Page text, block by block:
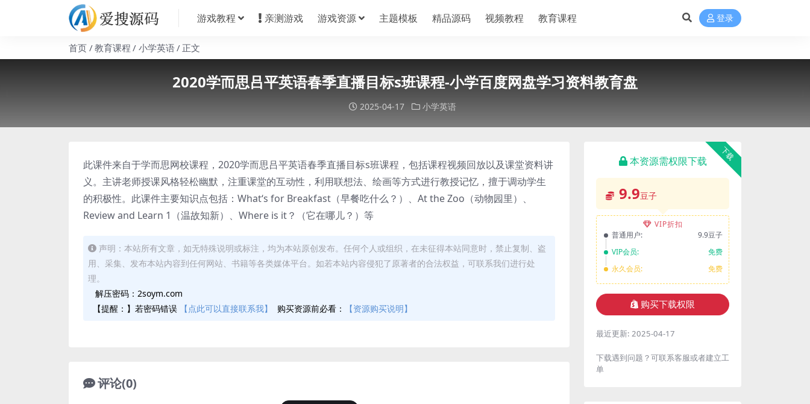
游戏教程 亲测游戏 游戏资源 主题模板 精品源码 视频教程 教育课程 登录
首页 教育课程 小学英语 正文
2020学而思吕平英语春季直播目标s班课程-小学百度网盘学习资料教育盘
2025-04-17 小学英语
此课件来自于学而思网校课程，2020学而思吕平英语春季直播目标s班课程，包括课程视频回放以及课堂资料讲
义。主讲老师授课风格轻松幽默，注重课堂的互动性，利用联想法、绘画等方式进行教授记忆，擅于调动学生
的积极性。此课件主要知识点包括：What‘s for Breakfast（早餐吃什么？）、At the Zoo（动物园里）、
Review and Learn 1（温故知新）、Where is it？（它在哪儿？）等
声明：本站所有文章，如无特殊说明或标注，均为本站原创发布。任何个人或组织，在未征得本站同意时，禁止复制、盗
用、采集、发布本站内容到任何网站、书籍等各类媒体平台。如若本站内容侵犯了原著者的合法权益，可联系我们进行处
理。
解压密码：2soym.com
【提醒：】若密码错误
【点此可以直接联系我】 购买资源前必看： 【资源购买说明】
评论(0)
下载
本资源需权限下载
9.9豆子
VIP折扣
普通用户:
9.9豆子
VIP会员:
免费
永久会员:
免费
购买下载权限
最近更新: 2025-04-17
下载遇到问题？可联系客服或者建立工
单